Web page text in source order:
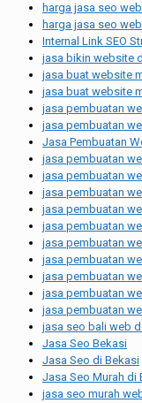
harga jasa seo web
harga jasa seo
Internal Link SEO
jasa bikin website
jasa buat website
jasa buat website
jasa pembuatan
jasa pembuatan
Jasa Pembuatan
jasa pembuatan
jasa pembuatan
jasa pembuatan
jasa pembuatan
jasa pembuatan
jasa pembuatan
jasa pembuatan
jasa pembuatan
jasa pembuatan
jasa pembuatan
jasa seo bali web
Jasa Seo Bekasi
Jasa Seo di Bekasi
Jasa Seo Murah di
jasa seo murah